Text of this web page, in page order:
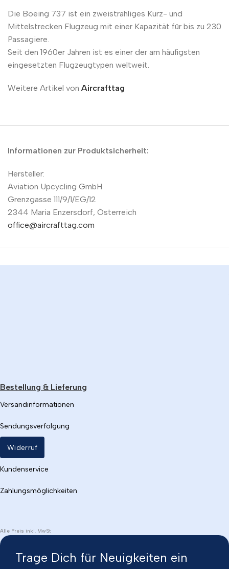
Die Boeing 737 ist ein zweistrahliges Kurz- und
Mittelstrecken Flugzeug mit einer Kapazität für bis zu 230
Passagiere.
Seit den 1960er Jahren ist es einer der am häufigsten
eingesetzten Flugzeugtypen weltweit.
Weitere Artikel von Aircrafttag
Informationen zur Produktsicherheit:
Hersteller:
Aviation Upcycling GmbH
Grenzgasse 111/9/1/EG/12
2344 Maria Enzersdorf, Österreich
office@aircrafttag.com
Bestellung & Lieferung
Versandinformationen
Sendungsverfolgung
Widerruf
Kundenservice
Zahlungsmöglichkeiten
Alle Preis inkl. MwSt
Trage Dich für Neuigkeiten ein